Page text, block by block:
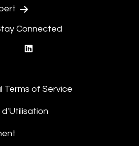
Connected
Terms of Service